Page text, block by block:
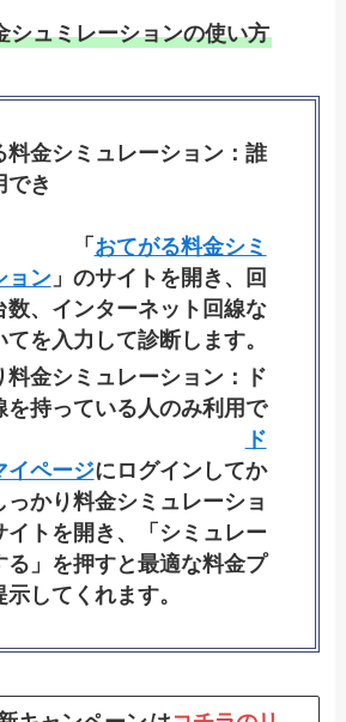
シュミレーションの使い方
料金シミュレーション：誰
でき
「 おてがる料金シミ
ョン」のサイトを開き、回
数、インターネット回線な
てを入力して診断します。
料金シミュレーション：ド
を持っている人のみ利用で
る
ド
イページにログインしてか
っかり料金シミュレーショ
イトを開き、「シミュレー
る」を押すと最適な料金プ
示してくれます。